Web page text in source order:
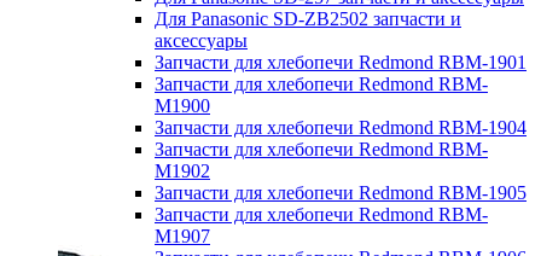
Для Panasonic SD-ZB2502 запчасти и
аксессуары
Запчасти для хлебопечи Redmond RBM-1901
Запчасти для хлебопечи Redmond RBM-
M1900
Запчасти для хлебопечи Redmond RBM-1904
Запчасти для хлебопечи Redmond RBM-
M1902
Запчасти для хлебопечи Redmond RBM-1905
Запчасти для хлебопечи Redmond RBM-
M1907